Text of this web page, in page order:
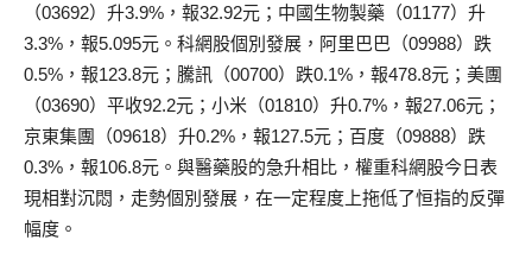
（03692）升3.9%，報32.92元；中國生物製藥（01177）升
3.3%，報5.095元。科網股個別發展，阿里巴巴（09988）跌
0.5%，報123.8元；騰訊（00700）跌0.1%，報478.8元；美團
（03690）平收92.2元；小米（01810）升0.7%，報27.06元；
京東集團（09618）升0.2%，報127.5元；百度（09888）跌
0.3%，報106.8元。與醫藥股的急升相比，權重科網股今日表
現相對沉悶，走勢個別發展，在一定程度上拖低了恒指的反彈
幅度。